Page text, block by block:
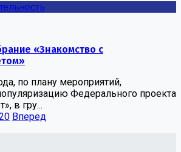
«Знакомство с
по плану мероприятий,
Федерального проекта
в гру...
Вперед